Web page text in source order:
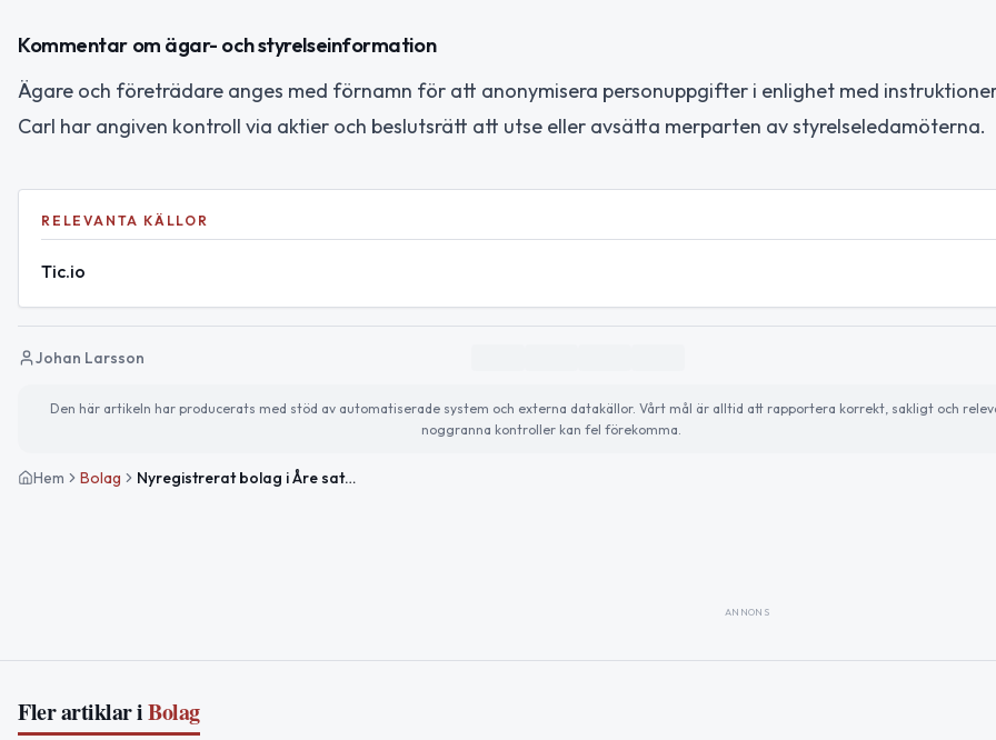
Kommentar om ägar- och styrelseinformation
Ägare och företrädare anges med förnamn för att anonymisera personuppgifter i enlighet med
Carl har angiven kontroll via aktier och beslutsrätt att utse eller avsätta merparten av styrelseledamöterna.
RELEVANTA KÄLLOR
Tic.io
Johan Larsson
Den här artikeln har producerats med stöd av automatiserade system och externa datakällor. Vårt mål är alltid att rapportera korrekt, sakligt och
noggranna kontroller kan fel förekomma.
Hem Bolag Nyregistrerat bolag i Åre satsar på glamping och upplevelser
ANNONS
Fler artiklar iBolag